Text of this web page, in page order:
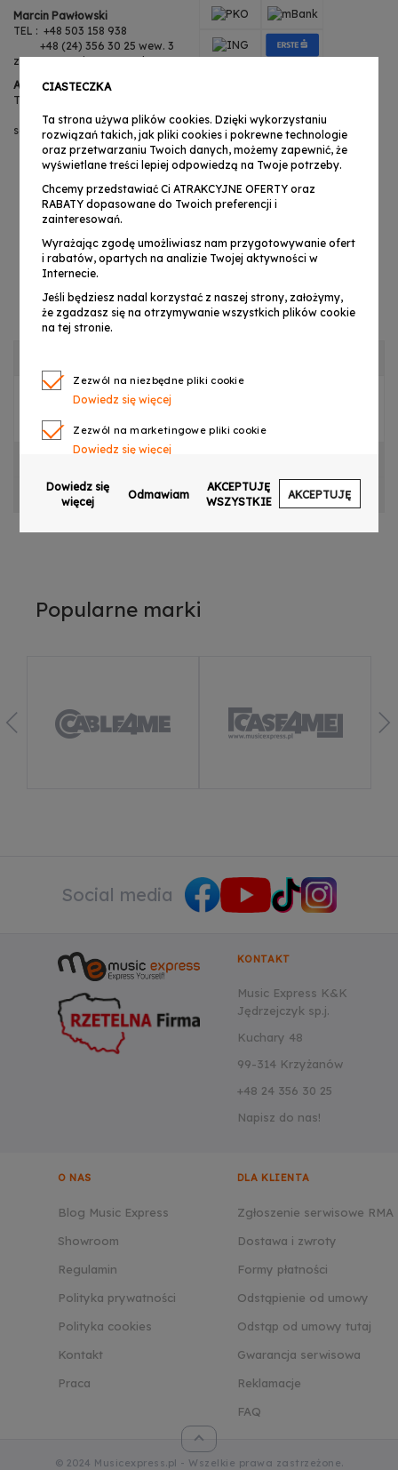
Marcin Pawłowski
TEL : +48 503 158 938
+48 (24) 356 30 25 wew. 3
zwroty@musicexpress.pl
Anita Martynowska
TEL : +48 503 158 938
+48 (24) 356 30 25 wew. 3
serwis@musicexpress.pl
CECHY PRODUKTU
OPINIE
Popularne marki
Social media
KONTAKT
Music Express K&K
Jędrzejczyk sp.j.
Kuchary 48
99-314 Krzyżanów
+48 24 356 30 25
Napisz do nas!
O NAS
Blog Music Express
Showroom
Regulamin
Polityka prywatności
Polityka cookies
Kontakt
Praca
DLA KLIENTA
Zgłoszenie serwisowe RMA
Dostawa i zwroty
Formy płatności
Odstąpienie od umowy
Odstąp od umowy tutaj
Gwarancja serwisowa
Reklamacje
FAQ
© 2024 Musicexpress.pl - Wszelkie prawa zastrzeżone.
CIASTECZKA
Ta strona używa plików cookies. Dzięki wykorzystaniu
rozwiązań takich, jak pliki cookies i pokrewne technologie
oraz przetwarzaniu Twoich danych, możemy zapewnić, że
wyświetlane treści lepiej odpowiedzą na Twoje potrzeby.
Chcemy przedstawiać Ci ATRAKCYJNE OFERTY oraz
RABATY dopasowane do Twoich preferencji i
zainteresowań.
Wyrażając zgodę umożliwiasz nam przygotowywanie ofert
i rabatów, opartych na analizie Twojej aktywności w
Internecie.
Jeśli będziesz nadal korzystać z naszej strony, założymy,
że zgadzasz się na otrzymywanie wszystkich plików cookie
na tej stronie.
Zezwól na niezbędne pliki cookie
Dowiedz się więcej
Zezwól na marketingowe pliki cookie
Dowiedz się więcej
Zezwól na pliki cookie dotyczące preferencji
Dowiedz się więcej
Zezwól na ciasteczka analityczne
Dowiedz się więcej
Dowiedz się
więcej
Odmawiam
AKCEPTUJĘ
WSZYSTKIE
AKCEPTUJĘ